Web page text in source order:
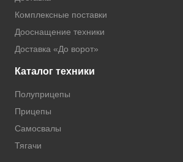
Комплексные поставки
Дооснащение техники
Доставка «До ворот»
Каталог техники
Полуприцепы
Прицепы
Самосвалы
Тягачи